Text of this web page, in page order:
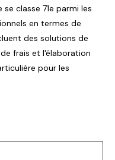
classe 71e parmi les
en termes de
des solutions de
frais et l'élaboration
pour les